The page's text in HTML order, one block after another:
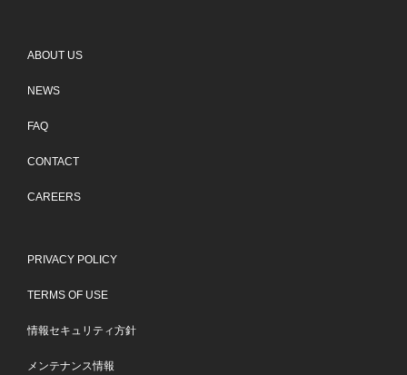
ABOUT US
NEWS
FAQ
CONTACT
CAREERS
PRIVACY POLICY
TERMS OF USE
情報セキュリティ方針
メンテナンス情報